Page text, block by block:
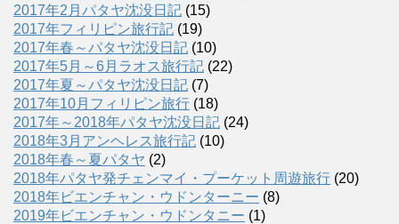
2017年2月パタヤ沈没日記 (15)
2017年フィリピン旅行記 (19)
2017年春～パタヤ沈没日記 (10)
2017年5月～6月ラオス旅行記 (22)
2017年夏～パタヤ沈没日記 (7)
2017年10月フィリピン旅行 (18)
2017年～2018年パタヤ沈没日記 (24)
2018年3月アンヘレス旅行記 (10)
2018年春～夏パタヤ (2)
2018年パタヤ発チェンマイ・プーケット周遊旅行 (20)
2018年ビエンチャン・ウドンターニー (8)
2019年ビエンチャン・ウドンタニー (1)